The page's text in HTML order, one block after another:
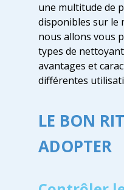
une multitude de
disponibles sur le
nous allons vous
types de
avantages et
différentes
LE BON
ADOPTER